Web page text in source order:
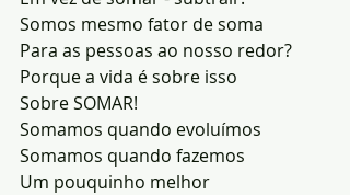
Somos mesmo fator de soma
Para as pessoas ao nosso redor?
Porque a vida é sobre isso
Sobre SOMAR!
Somamos quando evoluímos
Somamos quando fazemos
Um pouquinho melhor